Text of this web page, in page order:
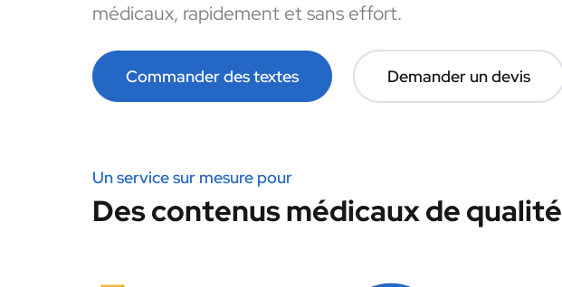
médicaux, rapidement et sans effort.
Commander des textes Demander un devis
Un service sur mesure pour
Des contenus médicaux de qualité